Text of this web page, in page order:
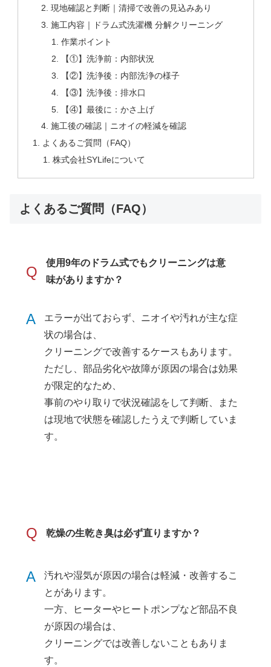
現地確認と判断｜清掃で改善の見込みあり
施工内容｜ドラム式洗濯機 分解クリーニング
作業ポイント
【①】洗浄前：内部状況
【②】洗浄後：内部洗浄の様子
【③】洗浄後：排水口
【④】最後に：かさ上げ
施工後の確認｜ニオイの軽減を確認
よくあるご質問（FAQ）
株式会社SYLifeについて
よくあるご質問（FAQ）
Q
使用9年のドラム式でもクリーニングは意
味がありますか？
A
エラーが出ておらず、ニオイや汚れが主な症
状の場合は、
クリーニングで改善するケースもあります。
ただし、部品劣化や故障が原因の場合は効果
が限定的なため、
事前のやり取りで状況確認をして判断、また
は現地で状態を確認したうえで判断していま
す。
Q 乾燥の生乾き臭は必ず直りますか？
A
汚れや湿気が原因の場合は軽減・改善するこ
とがあります。
一方、ヒーターやヒートポンプなど部品不良
が原因の場合は、
クリーニングでは改善しないこともありま
す。